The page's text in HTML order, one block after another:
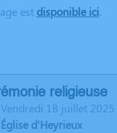
est disponible ici.
religieuse
vendredi 18 juillet
Église d'Heyrieux